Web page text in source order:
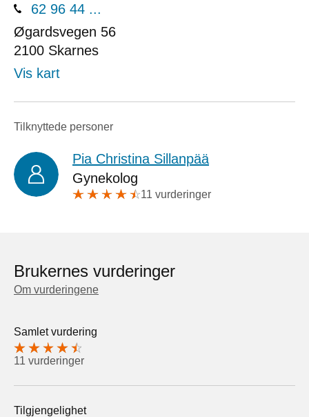
62 96 44 ...
Øgardsvegen 56
2100 Skarnes
Vis kart
Tilknyttede personer
Pia Christina Sillanpää
Gynekolog
11 vurderinger
Brukernes vurderinger
Om vurderingene
Samlet vurdering
11 vurderinger
Tilgjengelighet